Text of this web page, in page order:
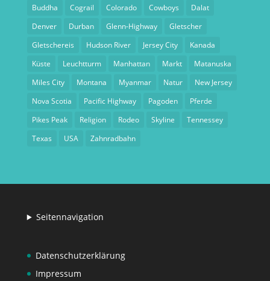
Buddha
Cograil Colorado Cowboys
Dalat
Denver
Durban Glenn-Highway
Gletscher
Gletschereis
Hudson River Jersey City
Kanada
Küste
Leuchtturm Manhattan Markt
Matanuska
Miles City
Montana Myanmar Natur
New Jersey
Nova Scotia
Pacific Highway Pagoden
Pferde
Pikes Peak
Religion Rodeo Skyline
Tennessey
Texas
USA Zahnradbahn
Seitennavigation
Datenschutzerklärung
Impressum